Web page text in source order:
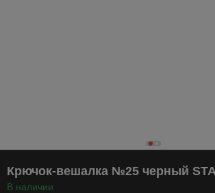
Крючок-вешалка №25 черный
В наличии